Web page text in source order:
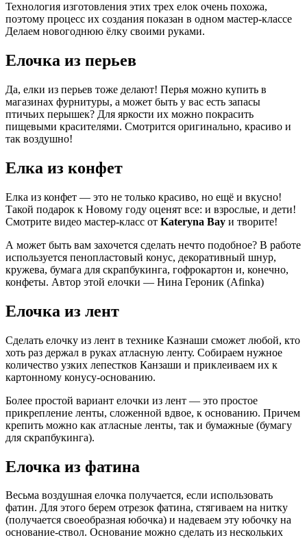
Технология изготовления этих трех елок очень похожа,
поэтому процесс их создания показан в одном мастер-классе
Делаем новогоднюю ёлку своими руками.
Елочка из перьев
Да, елки из перьев тоже делают! Перья можно купить в
магазинах фурнитуры, а может быть у вас есть запасы
птичьих перышек? Для яркости их можно покрасить
пищевыми красителями. Смотрится оригинально, красиво и
так воздушно!
Елка из конфет
Елка из конфет — это не только красиво, но ещё и вкусно!
Такой подарок к Новому году оценят все: и взрослые, и дети!
Смотрите видео мастер-класс от Kateryna Bay и творите!
А может быть вам захочется сделать нечто подобное? В работе
используется пенопластовый конус, декоративный шнур,
кружева, бумага для скрапбукинга, гофрокартон и, конечно,
конфеты. Автор этой елочки — Нина Героник (Afinka)
Елочка из лент
Сделать елочку из лент в технике Казнаши сможет любой, кто
хоть раз держал в руках атласную ленту. Собираем нужное
количество узких лепестков Канзаши и приклеиваем их к
картонному конусу-основанию.
Более простой вариант елочки из лент — это простое
прикрепление ленты, сложенной вдвое, к основанию. Причем
крепить можно как атласные ленты, так и бумажные (бумагу
для скрапбукинга).
Елочка из фатина
Весьма воздушная елочка получается, если использовать
фатин. Для этого берем отрезок фатина, стягиваем на нитку
(получается своеобразная юбочка) и надеваем эту юбочку на
основание-ствол. Основание можно сделать из нескольких